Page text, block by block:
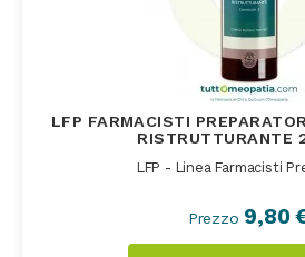
LFP FARMACISTI
RISTRUTTURANTE
LFP - Linea Farmacisti
Prezzo 9,80